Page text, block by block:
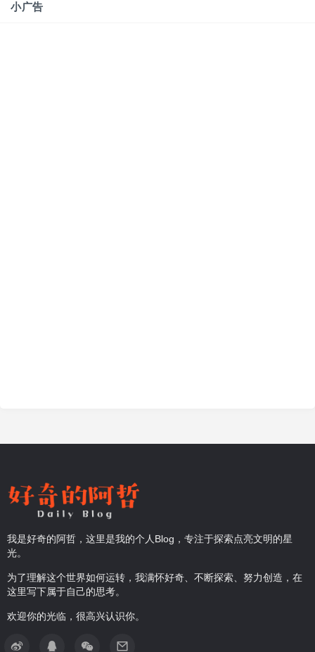
小广告
我是好奇的阿哲，这里是我的个人Blog，专注于探索点亮文明的星
光。
为了理解这个世界如何运转，我满怀好奇、不断探索、努力创造，在
这里写下属于自己的思考。
欢迎你的光临，很高兴认识你。